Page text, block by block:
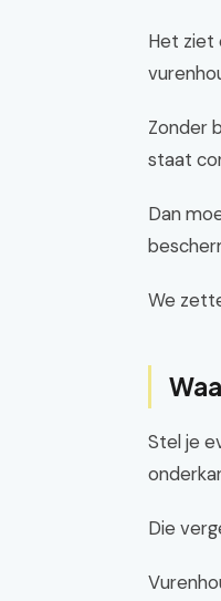
Het ziet
Zonder
staat
Dan
We
Stel je
Die